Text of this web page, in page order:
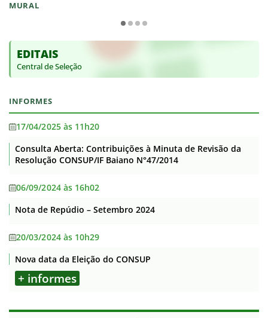
MURAL
EDITAIS
Central de Seleção
INFORMES
17/04/2025 às 11h20
Consulta Aberta: Contribuições à Minuta de Revisão da
Resolução CONSUP/IF Baiano N°47/2014
06/09/2024 às 16h02
Nota de Repúdio – Setembro 2024
20/03/2024 às 10h29
Nova data da Eleição do CONSUP
+ informes